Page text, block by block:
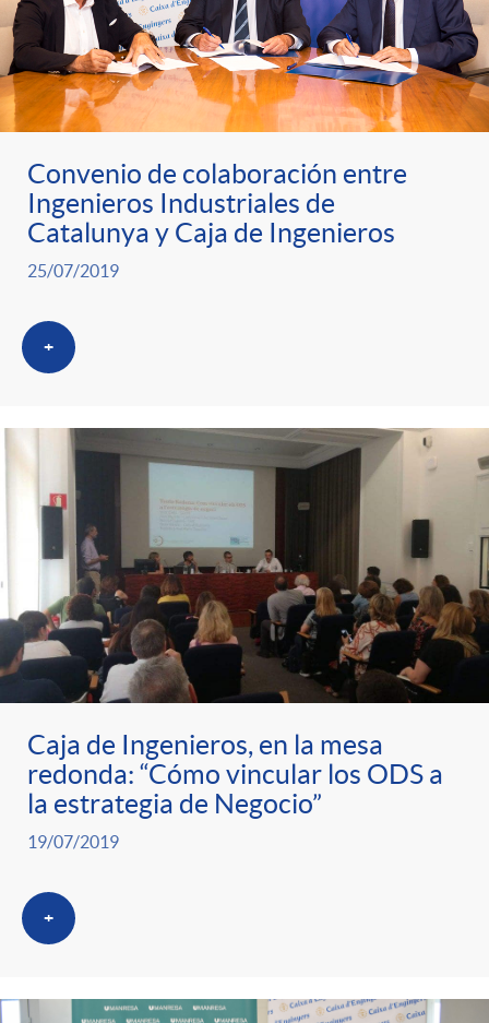
g
o
r
i
a
s
Convenio de colaboración entre
Ingenieros Industriales de
Catalunya y Caja de Ingenieros
25/07/2019
+
Caja de Ingenieros, en la mesa
redonda: “Cómo vincular los ODS a
la estrategia de Negocio”
19/07/2019
+